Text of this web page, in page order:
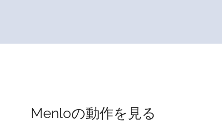
Menloの動作を見る